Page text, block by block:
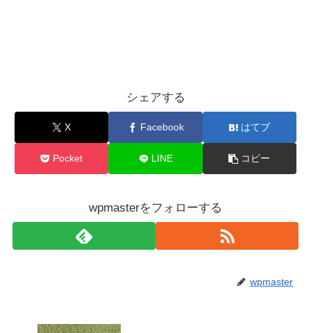
シェアする
X Facebook はてブ
Pocket LINE コピー
wpmasterをフォローする
wpmaster